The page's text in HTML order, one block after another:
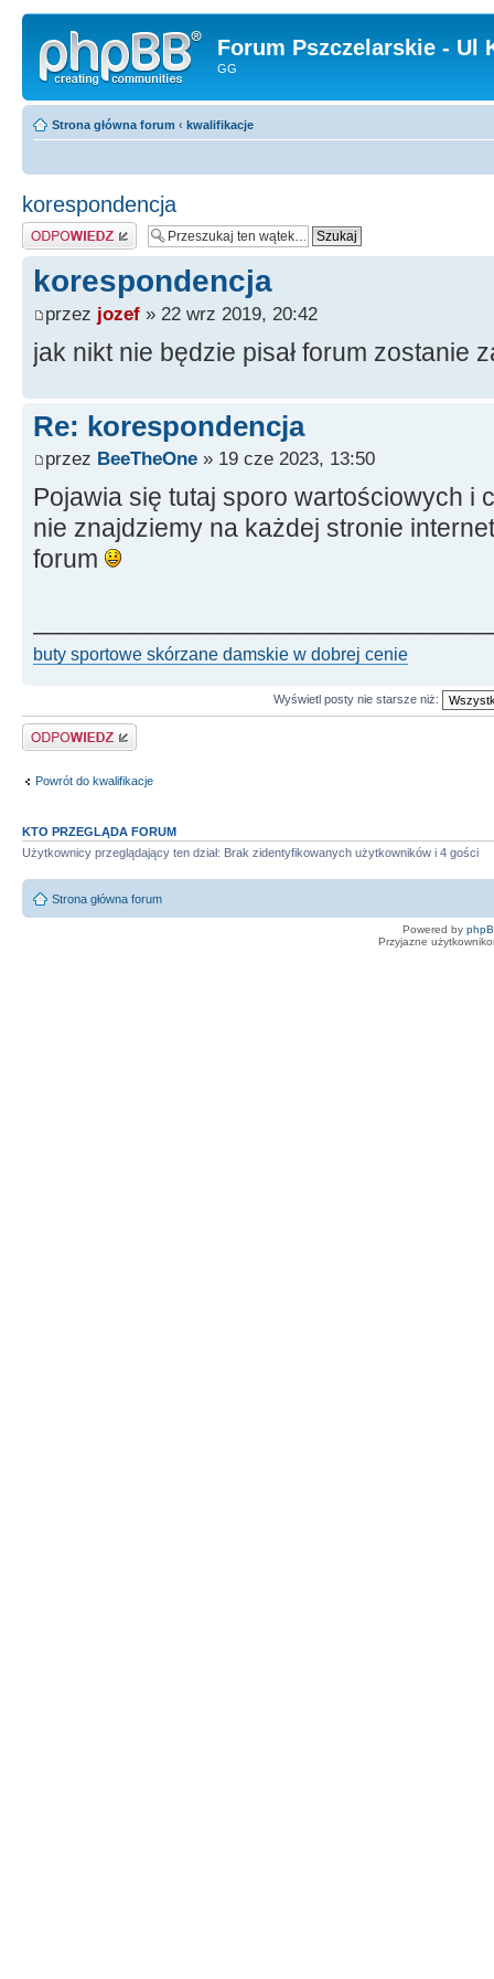
Forum Pszczelarskie - Ul
GG
Strona główna forum ‹ kwalifikacje
korespondencja
Odpowiedz
korespondencja
przez jozef » 22 wrz 2019, 20:42
jak nikt nie będzie pisał forum zostanie
Re: korespondencja
przez BeeTheOne » 19 cze 2023, 13:50
Pojawia się tutaj sporo wartościowych i
nie znajdziemy na każdej stronie
forum
buty sportowe skórzane damskie w dobrej cenie
Wyświetl posty nie starsze niż:
Odpowiedz
Powrót do kwalifikacje
KTO PRZEGLĄDA FORUM
Użytkownicy przeglądający ten dział: Brak zidentyfikowanych użytkowników i 4 gości
Strona główna forum
Powered by
Przyjazne